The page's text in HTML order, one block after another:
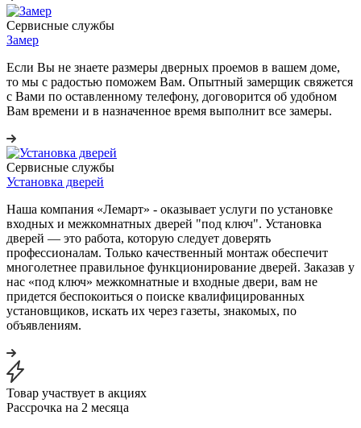
Сервисные службы
Замер
Если Вы не знаете размеры дверных проемов в вашем доме,
то мы с радостью поможем Вам. Опытный замерщик свяжется
с Вами по оставленному телефону, договорится об удобном
Вам времени и в назначенное время выполнит все замеры.
Сервисные службы
Установка дверей
Наша компания «Лемарт» - оказывает услуги по установке
входных и межкомнатных дверей "под ключ". Установка
дверей — это работа, которую следует доверять
профессионалам. Только качественный монтаж обеспечит
многолетнее правильное функционирование дверей. Заказав у
нас «под ключ» межкомнатные и входные двери, вам не
придется беспокоиться о поиске квалифицированных
установщиков, искать их через газеты, знакомых, по
объявлениям.
Товар участвует в акциях
Рассрочка на 2 месяца